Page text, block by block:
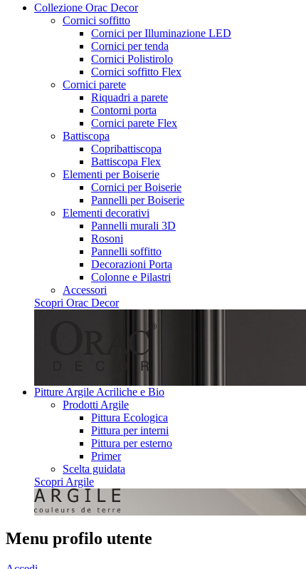
Collezione Orac Decor
Cornici soffitto
Cornici per Illuminazione LED
Cornici per tenda
Cornici Polistirolo
Cornici soffitto Flex
Cornici parete
Riquadri a parete
Contorni porta
Cornici parete Flex
Battiscopa
Copribattiscopa
Battiscopa Flex
Elementi per Boiserie
Cornici per Boiserie
Pannelli per Boiserie
Elementi decorativi
Pannelli murali 3D
Rosoni
Pannelli soffitto
Decorazioni Porta
Colonne e Pilastri
Accessori
Scopri Orac Decor
Pitture Argile Acriliche e Bio
Prodotti Argile
Pittura Ecologica
Pittura per interni
Pittura per esterno
Primer
Scelta guidata
Scopri Argile
Menu profilo utente